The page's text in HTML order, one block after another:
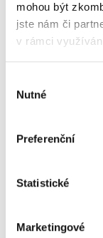
mohou být
jste nám či
v rámci
souhlasu
Nutné
Preferenční
Statistické
Marketingové
týden
náš vánoční
zbývá připravit
Přečíst celý